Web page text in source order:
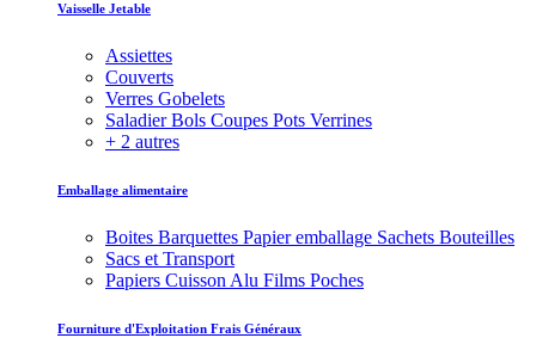
Vaisselle Jetable
Assiettes
Couverts
Verres Gobelets
Saladier Bols Coupes Pots Verrines
+ 2 autres
Emballage alimentaire
Boites Barquettes Papier emballage Sachets Bouteilles
Sacs et Transport
Papiers Cuisson Alu Films Poches
Fourniture d'Exploitation Frais Généraux